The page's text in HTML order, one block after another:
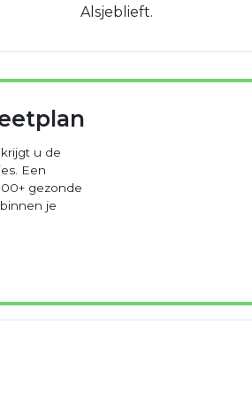
Alsjeblieft.
u de
Een
gezonde
je